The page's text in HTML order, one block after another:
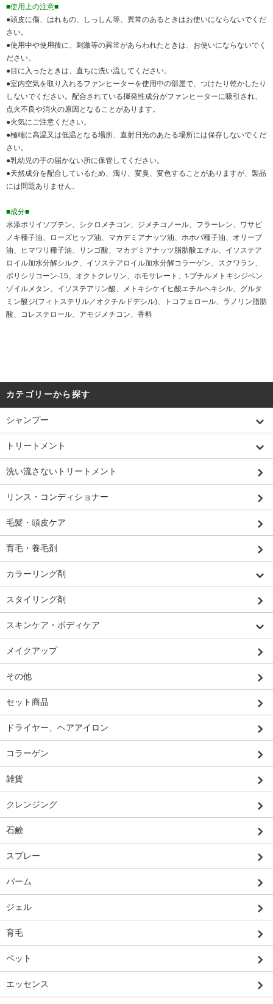
■使用上の注意■
●頭皮に傷、はれもの、しっしん等、異常のあるときはお使いにならないでくだ
さい。
●使用中や使用後に、刺激等の異常があらわれたときは、お使いにならないでく
ださい。
●目に入ったときは、直ちに洗い流してください。
●室内空気を取り入れるファンヒーターを使用中の部屋で、つけたり乾かしたり
しないでください。配合されている揮発性成分がファンヒーターに吸引され、
点火不良や消火の原因となることがあります。
●火気にご注意ください。
●極端に高温又は低温となる場所、直射日光のあたる場所には保存しないでくだ
さい。
●乳幼児の手の届かない所に保管してください。
●天然成分を配合しているため、濁り、変臭、変色することがありますが、製品
には問題ありません。
■成分■
水添ポリイソブテン、シクロメチコン、ジメチコノール、フラーレン、ワサビ
ノキ種子油、ローズヒップ油、マカデミアナッツ油、ホホバ種子油、オリーブ
油、ヒマワリ種子油、リンゴ酸、マカデミアナッツ脂肪酸エチル、イソステア
ロイル加水分解シルク、イソステアロイル加水分解コラーゲン、スクワラン、
ポリシリコーン-15、オクトクレリン、ホモサレート、t-ブチルメトキシジベン
ゾイルメタン、イソステアリン酸、メトキシケイヒ酸エチルヘキシル、グルタ
ミン酸ジ(フィトステリル／オクチルドデシル)、トコフェロール、ラノリン脂肪
酸、コレステロール、アモジメチコン、香料
カテゴリーから探す
シャンプー
トリートメント
洗い流さないトリートメント
リンス・コンディショナー
毛髪・頭皮ケア
育毛・養毛剤
カラーリング剤
スタイリング剤
スキンケア・ボディケア
メイクアップ
その他
セット商品
ドライヤー、ヘアアイロン
コラーゲン
雑貨
クレンジング
石鹸
スプレー
バーム
ジェル
育毛
ペット
エッセンス